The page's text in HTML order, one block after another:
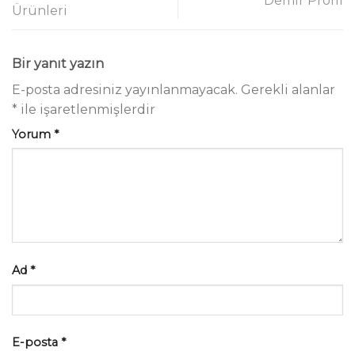
Ürünleri
Bir yanıt yazın
E-posta adresiniz yayınlanmayacak. Gerekli alanlar
* ile işaretlenmişlerdir
Yorum *
Ad *
E-posta *